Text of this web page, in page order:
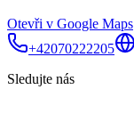
Otevři v Google Maps
+42070222205
Sledujte nás